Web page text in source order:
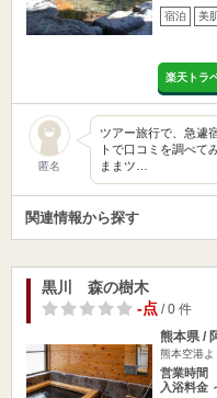
宿泊 美
楽天トラ
匿名
ツアー旅行で、急遽
トで口コミを調べて
ままツ…
関連情報から探す
黒川 森の樹木
-点/ 0 件
熊本県 /
熊本空港
営業時間
入浴料金